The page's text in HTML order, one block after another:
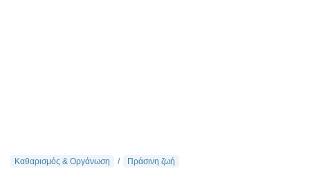
Καθαρισμός & Οργάνωση Πράσινη ζωή